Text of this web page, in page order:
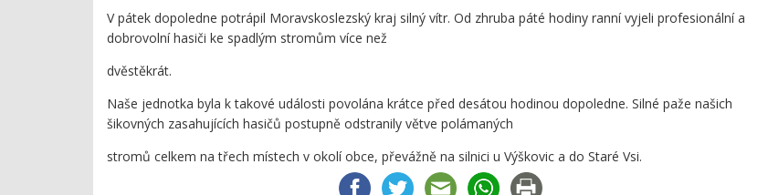
V pátek dopoledne potrápil Moravskoslezský kraj silný vítr. Od zhruba páté hodiny ranní vyjeli profesionální a
dobrovolní hasiči ke spadlým stromům více než
dvěstěkrát.
Naše jednotka byla k takové události povolána krátce před desátou hodinou dopoledne. Silné paže našich
šikovných zasahujících hasičů postupně odstranily větve polámaných
stromů celkem na třech místech v okolí obce, převážně na silnici u Výškovic a do Staré Vsi.